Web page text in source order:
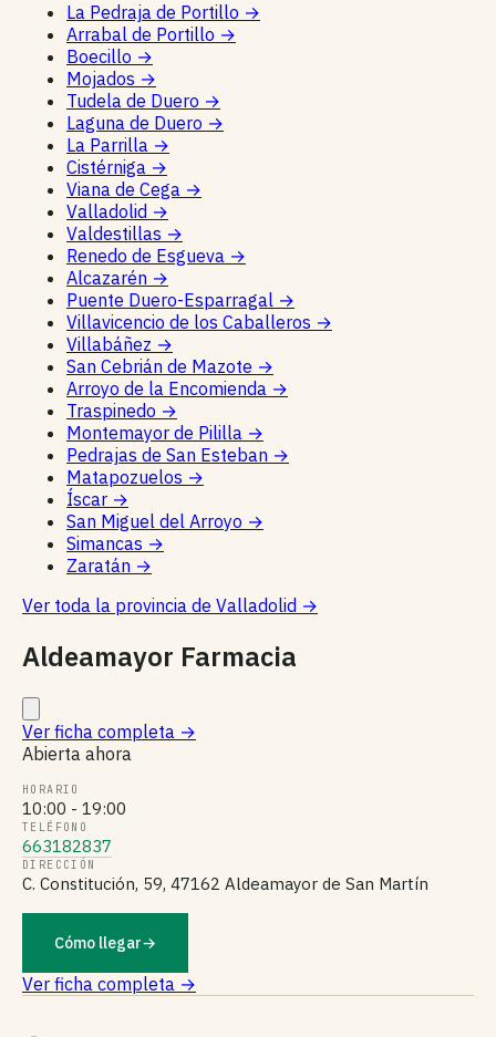
La Pedraja de Portillo →
Arrabal de Portillo →
Boecillo →
Mojados →
Tudela de Duero →
Laguna de Duero →
La Parrilla →
Cistérniga →
Viana de Cega →
Valladolid →
Valdestillas →
Renedo de Esgueva →
Alcazarén →
Puente Duero-Esparragal →
Villavicencio de los Caballeros →
Villabáñez →
San Cebrián de Mazote →
Arroyo de la Encomienda →
Traspinedo →
Montemayor de Pililla →
Pedrajas de San Esteban →
Matapozuelos →
Íscar →
San Miguel del Arroyo →
Simancas →
Zaratán →
Ver toda la provincia de Valladolid →
Aldeamayor Farmacia
Ver ficha completa →
Abierta ahora
HORARIO
10:00 - 19:00
TELÉFONO
663182837
DIRECCIÓN
C. Constitución, 59, 47162 Aldeamayor de San Martín
Cómo llegar→
Ver ficha completa →